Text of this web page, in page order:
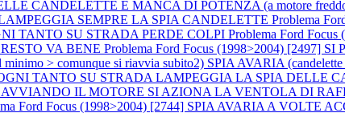
CANDELETTE E MANCA DI POTENZA (a motore
SEMPRE LA SPIA CANDELETTE Problema
TANTO SU STRADA PERDE COLPI Problema Ford
VA BENE Problema Ford Focus (1998>2004) [2497]
> comunque si riavvia subito2) SPIA AVARIA
OGNI TANTO SU STRADA LAMPEGGIA LA SPIA
AVVIANDO IL MOTORE SI AZIONA LA VENTOLA DI
Ford Focus (1998>2004) [2744] SPIA AVARIA A VOLTE